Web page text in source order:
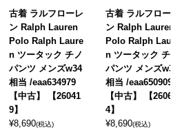
古着 ラルフローレ
ン Ralph Lauren
Polo Ralph Laure
n ツータック チノ
パンツ メンズw34
相当 /eaa634979
【中古】 【26041
9】
¥8,690(税込)
古着 ラルフローレ
ン Ralph Lauren
Polo Ralph Laure
n ツータック チノ
パンツ メンズw34
相当 /eaa650909
【中古】 【26061
4】
¥8,690(税込)